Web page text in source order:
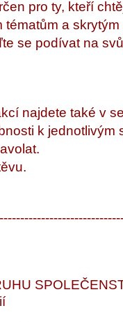
pro ty, kteří
a
se podívat na
najdete také v
k jednotlivým